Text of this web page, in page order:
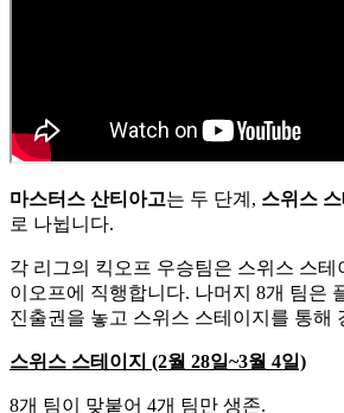
마스터스 산티아고는 두 단계, 스위스 스
로 나뉩니다.
각 리그의 킥오프 우승팀은 스위스 스테
이오프에 직행합니다. 나머지 8개 팀은
진출권을 놓고 스위스 스테이지를 통해
스위스 스테이지 (2월 28일~3월 4일)
8개 팀이 맞붙어 4개 팀만 생존.